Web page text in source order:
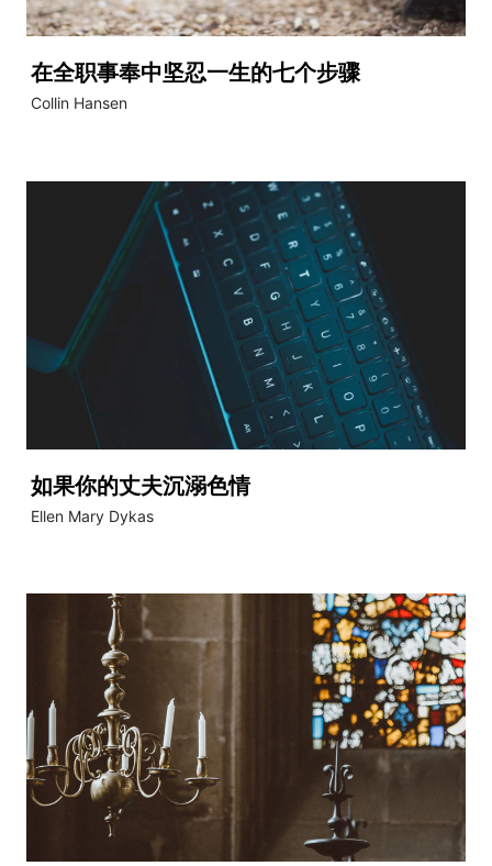
在全职事奉中坚忍一生的七个步骤
Collin Hansen
如果你的丈夫沉溺色情
Ellen Mary Dykas